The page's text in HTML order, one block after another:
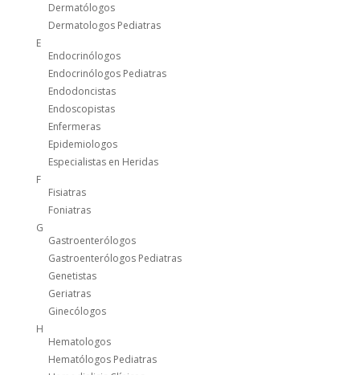
Dermatólogos
Dermatologos Pediatras
E
Endocrinólogos
Endocrinólogos Pediatras
Endodoncistas
Endoscopistas
Enfermeras
Epidemiologos
Especialistas en Heridas
F
Fisiatras
Foniatras
G
Gastroenterólogos
Gastroenterólogos Pediatras
Genetistas
Geriatras
Ginecólogos
H
Hematologos
Hematólogos Pediatras